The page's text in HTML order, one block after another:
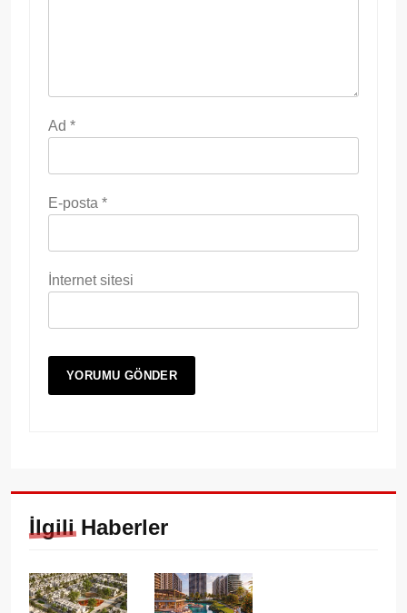
Ad *
E-posta *
İnternet sitesi
İlgili Haberler